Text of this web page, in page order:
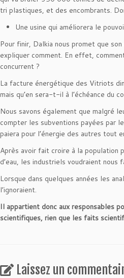
tri plastiques, et des encombrants.
Une usine qui améliorera le
Pour finir, Dalkia nous promet que
expliquer comment. En effet,
concurrent ?
La facture énergétique des Vitriots
mais qu’en sera-t-il à l’échéance du
Nous savons également que malgré
compter les subventions payées par
paiera pour l’énergie des autres tout
Après avoir fait croire à la population
d’eau, les industriels voudraient
Lorsque dans quelques années les
l’ignoraient.
Il appartient donc aux responsables
scientifiques, rien que les faits
Laissez un